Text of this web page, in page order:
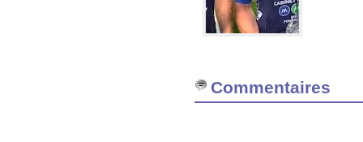
Commentaires